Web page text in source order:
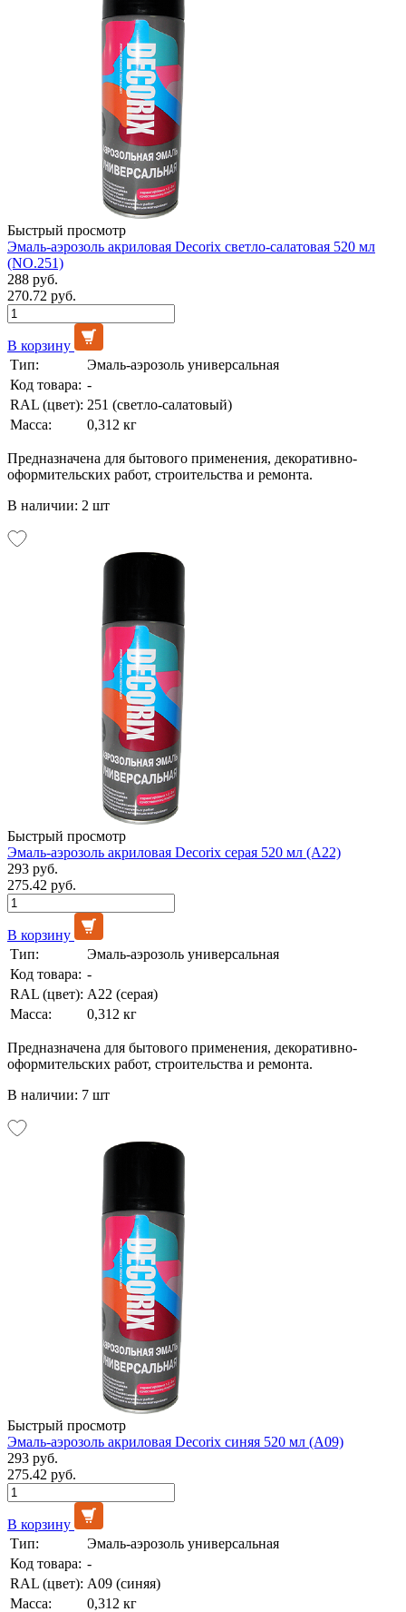
Быстрый просмотр
Эмаль-аэрозоль акриловая Decorix светло-салатовая 520 мл
(NO.251)
288 руб.
270.72 руб.
В корзину
Тип:
Эмаль-аэрозоль универсальная
Код товара: -
RAL (цвет): 251 (светло-салатовый)
Масса:
0,312 кг
Предназначена для бытового применения, декоративно-
оформительских работ, строительства и ремонта.
В наличии: 2 шт
Быстрый просмотр
Эмаль-аэрозоль акриловая Decorix серая 520 мл (А22)
293 руб.
275.42 руб.
В корзину
Тип:
Эмаль-аэрозоль универсальная
Код товара: -
RAL (цвет): А22 (серая)
Масса:
0,312 кг
Предназначена для бытового применения, декоративно-
оформительских работ, строительства и ремонта.
В наличии: 7 шт
Быстрый просмотр
Эмаль-аэрозоль акриловая Decorix синяя 520 мл (А09)
293 руб.
275.42 руб.
В корзину
Тип:
Эмаль-аэрозоль универсальная
Код товара: -
RAL (цвет): А09 (синяя)
Масса:
0,312 кг